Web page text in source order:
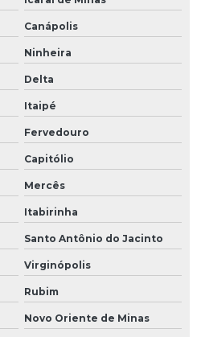
Canápolis
Ninheira
Delta
Itaipé
Fervedouro
Capitólio
Mercês
Itabirinha
Santo Antônio do Jacinto
Virginópolis
Rubim
Novo Oriente de Minas